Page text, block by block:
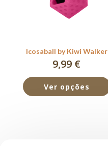
Icosaball by Kiwi Walker
9,99 €
Ver opções